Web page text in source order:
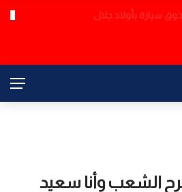
الشعب وأنا سعيد